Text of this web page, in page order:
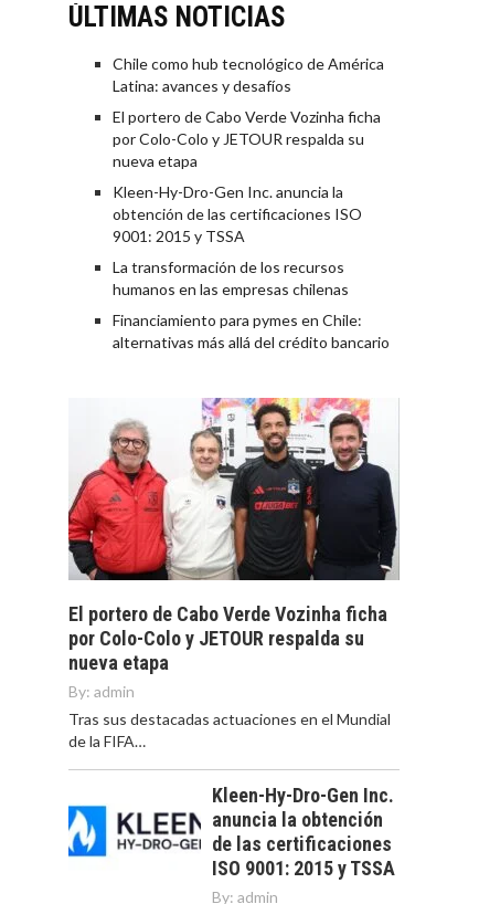
ÚLTIMAS NOTICIAS
Chile como hub tecnológico de América
Latina: avances y desafíos
El portero de Cabo Verde Vozinha ficha
por Colo-Colo y JETOUR respalda su
nueva etapa
Kleen-Hy-Dro-Gen Inc. anuncia la
obtención de las certificaciones ISO
9001: 2015 y TSSA
La transformación de los recursos
humanos en las empresas chilenas
Financiamiento para pymes en Chile:
alternativas más allá del crédito bancario
El portero de Cabo Verde Vozinha ficha
por Colo-Colo y JETOUR respalda su
nueva etapa
By: admin
Tras sus destacadas actuaciones en el Mundial
de la FIFA…
Kleen-Hy-Dro-Gen Inc.
anuncia la obtención
de las certificaciones
ISO 9001: 2015 y TSSA
By: admin